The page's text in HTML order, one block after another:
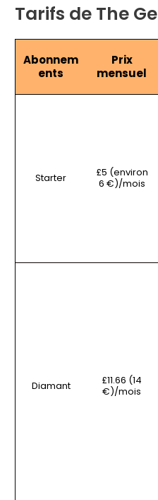
Tarifs de The
Abonnem
ents
Prix
mensuel
Starter
£5 (environ
6 €)/mois
Diamant
£11.66 (14
€)/mois